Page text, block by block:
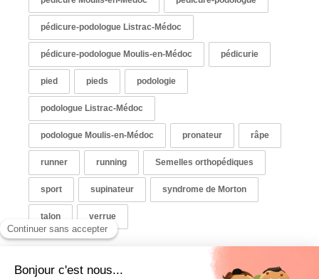
pédicure-podologue Listrac-Médoc
pédicure-podologue Moulis-en-Médoc pédicurie
pied pieds podologie
podologue Listrac-Médoc
podologue Moulis-en-Médoc pronateur râpe
runner running Semelles orthopédiques
sport supinateur syndrome de Morton
talon verrue